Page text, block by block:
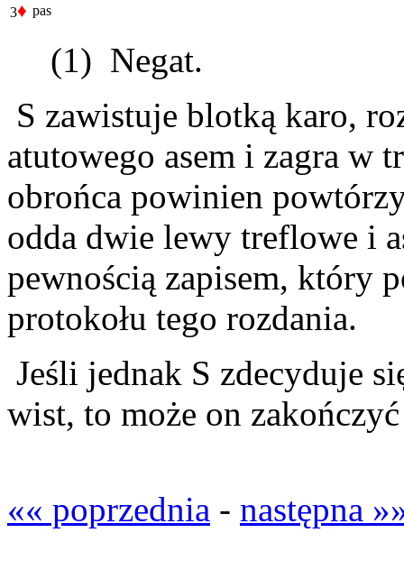
3♦ pas
(1) Negat.
S zawistuje blotką karo,
atutowego asem i zagra w
obrońca powinien
odda dwie lewy treflowe i
pewnością zapisem, który
protokołu tego rozdania.
Jeśli jednak S zdecyduje
wist, to może on
«« poprzednia - następna